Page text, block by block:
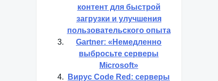
контент для быстрой
загрузки и улучшения
пользовательского опыта
Gartner: «Немедленно
выбросьте серверы
Microsoft»
Вирус Code Red: серверы